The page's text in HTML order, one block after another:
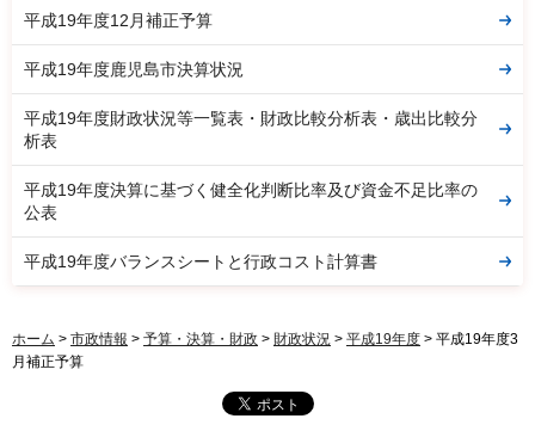
平成19年度12月補正予算
平成19年度鹿児島市決算状況
平成19年度財政状況等一覧表・財政比較分析表・歳出比較分
析表
平成19年度決算に基づく健全化判断比率及び資金不足比率の
公表
平成19年度バランスシートと行政コスト計算書
ホーム > 市政情報 > 予算・決算・財政 > 財政状況 > 平成19年度 > 平成19年度3
月補正予算